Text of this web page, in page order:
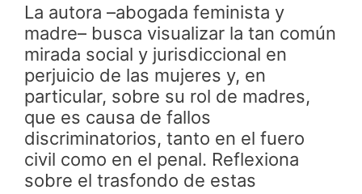
La autora –abogada feminista y
madre– busca visualizar la tan común
mirada social y jurisdiccional en
perjuicio de las mujeres y, en
particular, sobre su rol de madres,
que es causa de fallos
discriminatorios, tanto en el fuero
civil como en el penal. Reflexiona
sobre el trasfondo de estas